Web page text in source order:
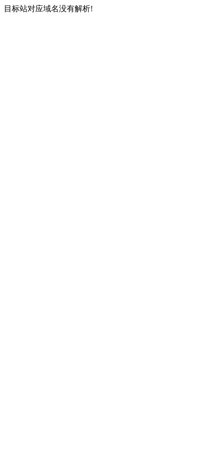
目标站对应域名没有解析!